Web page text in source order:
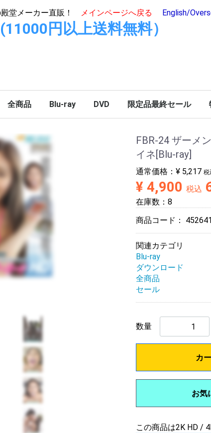
堂メーカー直販！ メインページへ戻る English/
円以上送料無料）
全商品 Blu-ray DVD 限定品最終セール
FBR-24 ザーメ
イネ[Blu-ray]
通常価格： ¥ 5,217 税
¥ 4,900 税込
在庫数：8
商品コード：
関連カテゴリ
Blu-ray
ダウンロード
全商品
セール
数量
カ
お気
この商品は2K HD /